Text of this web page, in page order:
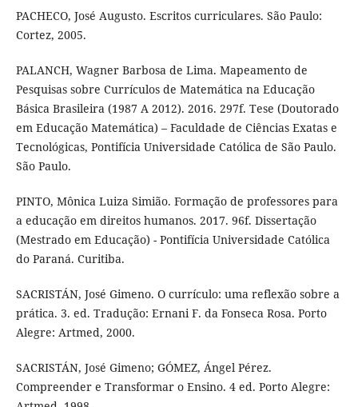
PACHECO, José Augusto. Escritos curriculares. São Paulo:
Cortez, 2005.
PALANCH, Wagner Barbosa de Lima. Mapeamento de
Pesquisas sobre Currículos de Matemática na Educação
Básica Brasileira (1987 A 2012). 2016. 297f. Tese (Doutorado
em Educação Matemática) – Faculdade de Ciências Exatas e
Tecnológicas, Pontifícia Universidade Católica de São Paulo.
São Paulo.
PINTO, Mônica Luiza Simião. Formação de professores para
a educação em direitos humanos. 2017. 96f. Dissertação
(Mestrado em Educação) - Pontifícia Universidade Católica
do Paraná. Curitiba.
SACRISTÁN, José Gimeno. O currículo: uma reflexão sobre a
prática. 3. ed. Tradução: Ernani F. da Fonseca Rosa. Porto
Alegre: Artmed, 2000.
SACRISTÁN, José Gimeno; GÓMEZ, Ángel Pérez.
Compreender e Transformar o Ensino. 4 ed. Porto Alegre: